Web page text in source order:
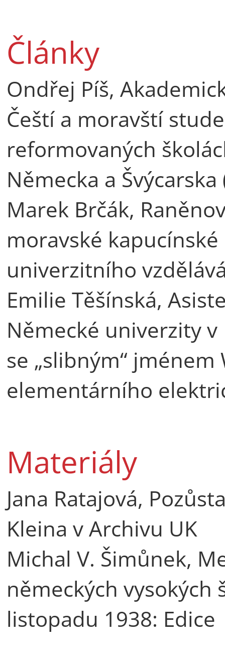
Články
Ondřej Píš,
Čeští a moravští
reformovaných
Německa a
Marek Brčák,
moravské
univerzitního
Emilie Těšínská,
Německé univerzity v
se „slibným“
elementárního
Materiály
Jana Ratajová,
Kleina v Archivu UK
Michal V. Šimůnek,
německých vysokých
listopadu 1938: Edice